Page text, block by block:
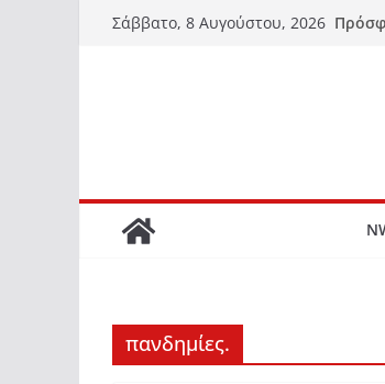
Μετάβαση
Σάββατο, 8 Αυγούστου, 2026
πανδημίες.